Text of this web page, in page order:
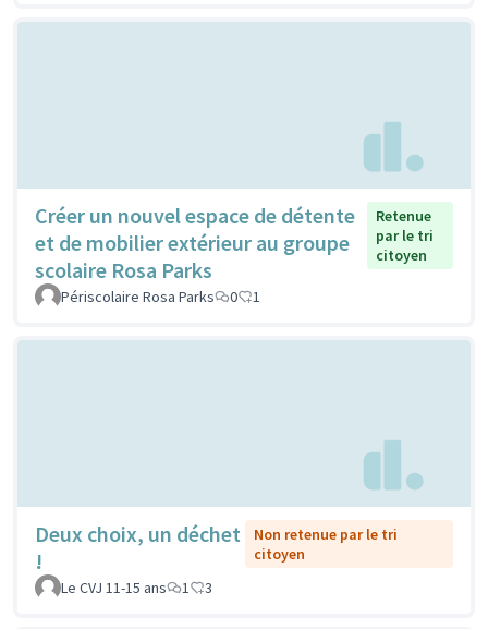
Créer un nouvel espace de détente
et de mobilier extérieur au groupe
scolaire Rosa Parks
Retenue
par le tri
citoyen
Périscolaire Rosa Parks 0 1
Deux choix, un déchet
!
Non retenue par le tri
citoyen
Le CVJ 11-15 ans
1 3